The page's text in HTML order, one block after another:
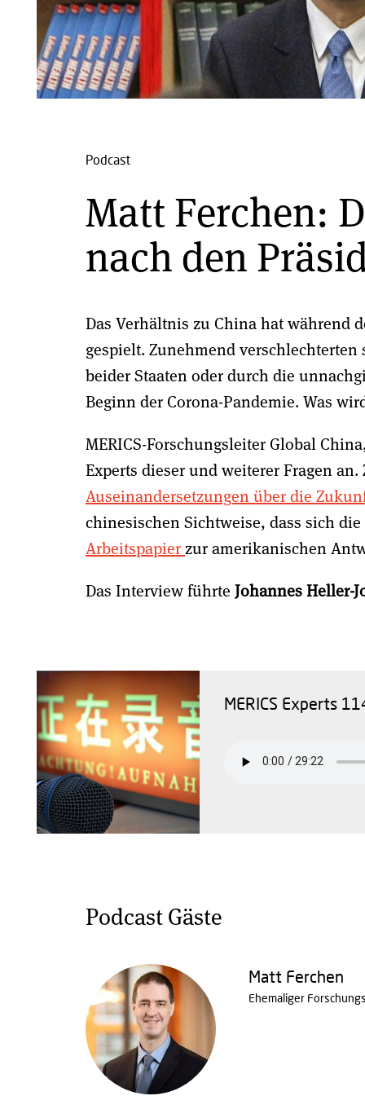
Podcast
Matt Ferchen:
nach den
Das Verhältnis zu China hat während
gespielt. Zunehmend
beider Staaten oder durch die
Beginn der Corona-Pandemie. Was
MERICS-Forschungsleiter Global
Experts dieser und weiterer Fragen
Auseinandersetzungen über die
chinesischen Sichtweise, dass sich
Arbeitspapierzur amerikanischen
Das Interview führte Johannes Heller-
MERICS Experts
Podcast Gäste
Matt Ferchen
Ehemaliger